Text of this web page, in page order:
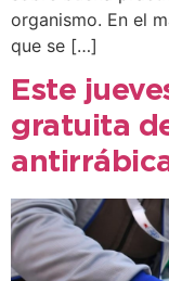
organismo. En el
que se […]
Este
gratuita